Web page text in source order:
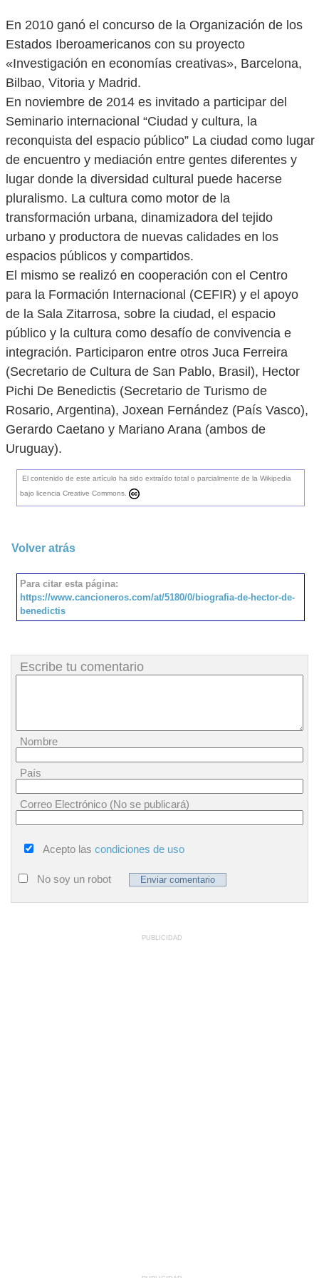
En 2010 ganó el concurso de la Organización de los
Estados Iberoamericanos con su proyecto
«Investigación en economías creativas», Barcelona,
Bilbao, Vitoria y Madrid.
En noviembre de 2014 es invitado a participar del
Seminario internacional “Ciudad y cultura, la
reconquista del espacio público” La ciudad como lugar
de encuentro y mediación entre gentes diferentes y
lugar donde la diversidad cultural puede hacerse
pluralismo. La cultura como motor de la
transformación urbana, dinamizadora del tejido
urbano y productora de nuevas calidades en los
espacios públicos y compartidos.
El mismo se realizó en cooperación con el Centro
para la Formación Internacional (CEFIR) y el apoyo
de la Sala Zitarrosa, sobre la ciudad, el espacio
público y la cultura como desafío de convivencia e
integración. Participaron entre otros Juca Ferreira
(Secretario de Cultura de San Pablo, Brasil), Hector
Pichi De Benedictis (Secretario de Turismo de
Rosario, Argentina), Joxean Fernández (País Vasco),
Gerardo Caetano y Mariano Arana (ambos de
Uruguay).
El contenido de este artículo ha sido extraído total o parcialmente de la Wikipedia
bajo licencia Creative Commons.
Volver atrás
Para citar esta página:
https://www.cancioneros.com/at/5180/0/biografia-de-hector-de-
benedictis
Escribe tu comentario
Nombre
País
Correo Electrónico (No se publicará)
Acepto las condiciones de uso
No soy un robot
PUBLICIDAD